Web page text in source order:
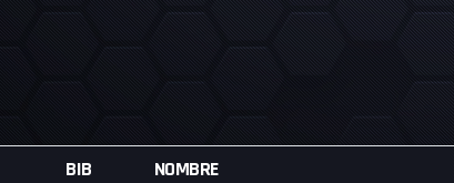
BIB NOMBRE